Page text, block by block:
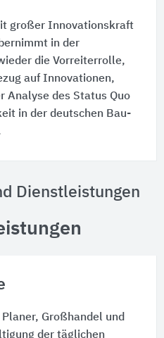
großer Innovationskraft
in der
die Vorreiterrolle,
auf Innovationen,
Analyse des Status Quo
in der deutschen Bau-
Dienstleistungen
Planer, Großhandel und
der täglichen